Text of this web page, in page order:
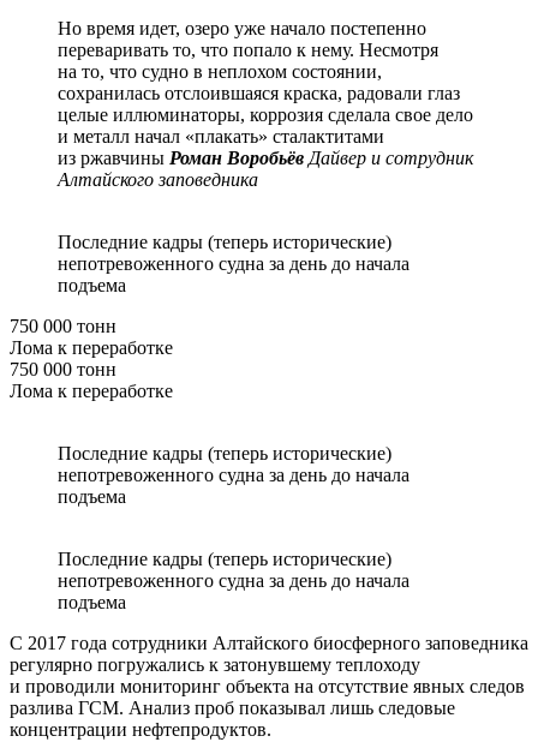
Но время идет, озеро уже начало постепенно
переваривать то, что попало к нему. Несмотря
на то, что судно в неплохом состоянии,
сохранилась отслоившаяся краска, радовали глаз
целые иллюминаторы, коррозия сделала свое дело
и металл начал «плакать» сталактитами
из ржавчины Роман Воробьёв Дайвер и сотрудник
Алтайского заповедника
Последние кадры (теперь исторические)
непотревоженного судна за день до начала
подъема
750 000 тонн
Лома к переработке
750 000 тонн
Лома к переработке
Последние кадры (теперь исторические)
непотревоженного судна за день до начала
подъема
Последние кадры (теперь исторические)
непотревоженного судна за день до начала
подъема
С 2017 года сотрудники Алтайского биосферного заповедника
регулярно погружались к затонувшему теплоходу
и проводили мониторинг объекта на отсутствие явных следов
разлива ГСМ. Анализ проб показывал лишь следовые
концентрации нефтепродуктов.